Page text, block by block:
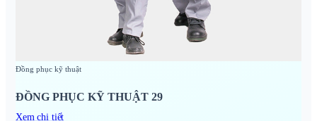
Đồng phục kỹ thuật
ĐỒNG PHỤC KỸ THUẬT 29
Xem chi tiết